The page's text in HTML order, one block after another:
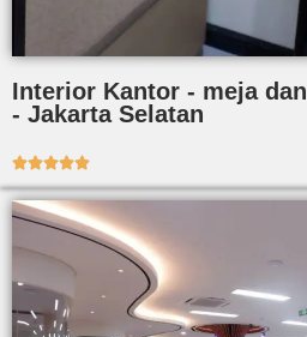
Interior Kantor - meja
- Jakarta Selatan
